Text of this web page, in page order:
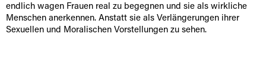
endlich wagen Frauen real zu begegnen und sie als wirkliche
Menschen anerkennen. Anstatt sie als Verlängerungen ihrer
Sexuellen und Moralischen Vorstellungen zu sehen.